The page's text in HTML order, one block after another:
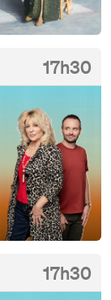
17h30
17h30